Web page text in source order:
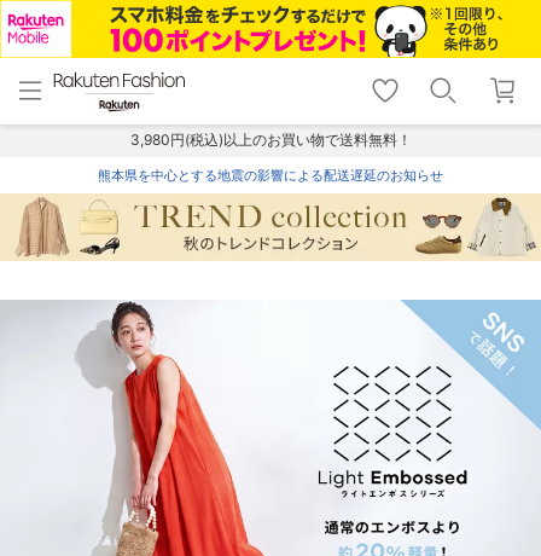
menu home
トップ
shopping_cart lock_outline
ログイン
3,980円(税込)以上のお買い物で送料無料！
熊本県を中心とする地震の影響による配送遅延のお知らせ